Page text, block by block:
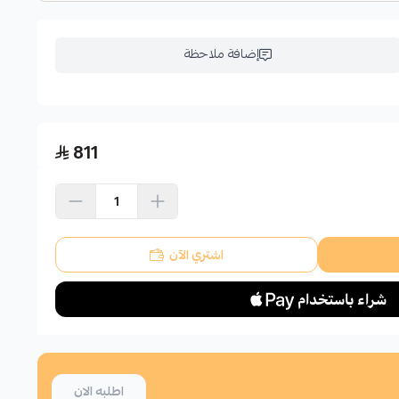
إضافة ملاحظة
811
اشتري الآن
اطلبه الان